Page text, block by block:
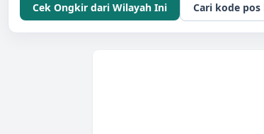
Cek Ongkir dari Wilayah Ini Cari kode pos